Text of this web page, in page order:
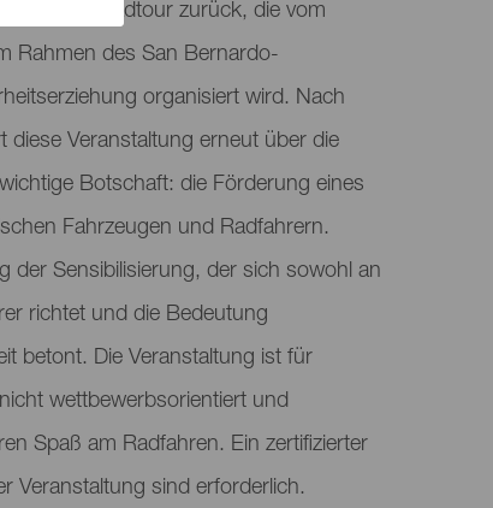
legendäre Radtour zurück, die vom
Rahmen des San Bernardo-
organisiert wird. Nach
diese Veranstaltung erneut über die
Botschaft: die Förderung eines
Fahrzeugen und Radfahrern.
der Sensibilisierung, der sich sowohl an
richtet und die Bedeutung
betont. Die Veranstaltung ist für
wettbewerbsorientiert und
Spaß am Radfahren. Ein zertifizierter
Veranstaltung sind erforderlich.